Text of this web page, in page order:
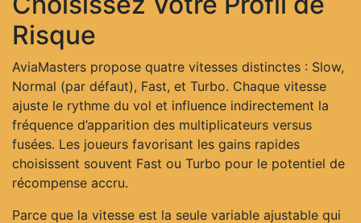
Risque
AviaMasters propose quatre vitesses distinctes : Slow,
Normal (par défaut), Fast, et Turbo. Chaque vitesse
ajuste le rythme du vol et influence indirectement la
fréquence d’apparition des multiplicateurs versus
fusées. Les joueurs favorisant les gains rapides
choisissent souvent Fast ou Turbo pour le potentiel de
récompense accru.
Parce que la vitesse est la seule variable ajustable qui